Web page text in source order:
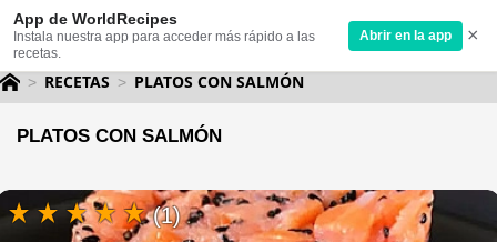
App de WorldRecipes
Instala nuestra app para acceder más rápido a las
recetas.
Abrir en la app ×
RECETAS PLATOS CON SALMÓN
PLATOS CON SALMÓN
(1)